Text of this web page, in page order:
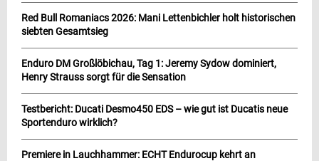
Red Bull Romaniacs 2026: Mani Lettenbichler holt historischen
siebten Gesamtsieg
Enduro DM Großlöbichau, Tag 1: Jeremy Sydow dominiert,
Henry Strauss sorgt für die Sensation
Testbericht: Ducati Desmo450 EDS – wie gut ist Ducatis neue
Sportenduro wirklich?
Premiere in Lauchhammer: ECHT Endurocup kehrt an